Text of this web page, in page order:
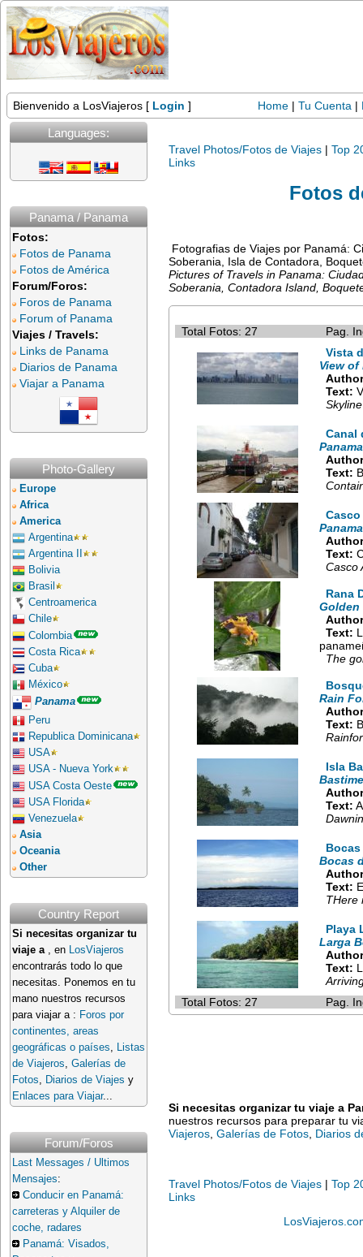
Bienvenido a LosViajeros [ Login ] Home| Tu Cuenta |
Languages:
Panama / Panama
Fotos:
Fotos de Panama
Fotos de América
Forum/Foros:
Foros de Panama
Forum of Panama
Viajes / Travels:
Links de Panama
Diarios de Panama
Viajar a Panama
Photo-Gallery
Europe
Africa
America
Argentina
Argentina II
Bolivia
Brasil
Centroamerica
Chile
Colombia
Costa Rica
Cuba
México
Panama
Peru
Republica Dominicana
USA
USA - Nueva York
USA Costa Oeste
USA Florida
Venezuela
Asia
Oceania
Other
Country Report
Si necesitas organizar tu
viaje a , en LosViajeros
encontrarás todo lo que
necesitas. Ponemos en tu
mano nuestros recursos
para viajar a : Foros por
continentes, areas
geográficas o países, Listas
de Viajeros, Galerías de
Fotos, Diarios de Viajes y
Enlaces para Viajar...
Forum/Foros
Last Messages / Ultimos
Mensajes:
Conducir en Panamá:
carreteras y Alquiler de
coche, radares
Panamá: Visados,
Travel Photos/Fotos de Viajes | Top
Links
Fotos
Fotografias de Viajes por Panamá:
Soberania, Isla de Contadora,
Pictures of Travels in Panama:
Soberania, Contadora Island,
Total Fotos: 27
Pag.
Vista
View of
Text:
Canal
Text:
Text:
Casco
Rana
Golden
Text:
The
Rain
Text:
Isla
Text:
Bocas
Text:
THere
Playa
Larga
Text:
Total Fotos: 27
Pag.
Si necesitas organizar tu viaje a
nuestros recursos para preparar tu
Viajeros Galerías de Fotos Diarios
Travel Photos/Fotos de Viajes | Top
Links